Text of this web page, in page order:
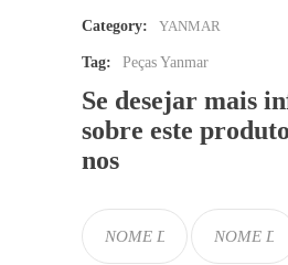
Category: YANMAR
Tag: Peças Yanmar
Se desejar mais
sobre este
nos